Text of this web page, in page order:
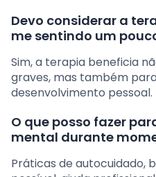
Devo considerar a
me sentindo um
Sim, a terapia beneficia
graves, mas também
desenvolvimento pessoal.
O que posso fazer
mental durante
Práticas de autocuidado,